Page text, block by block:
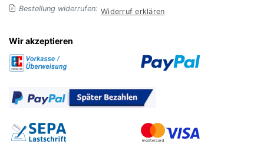
Bestellung widerrufen: Widerruf erklären
Wir akzeptieren